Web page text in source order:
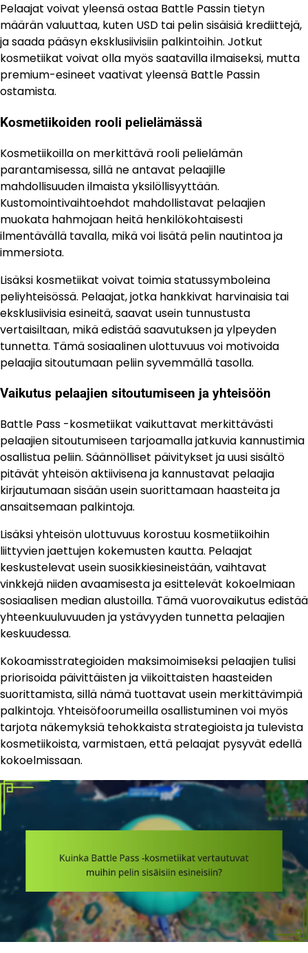
Pelaajat voivat yleensä ostaa Battle Passin tietyn
määrän valuuttaa, kuten USD tai pelin sisäisiä krediittejä,
ja saada pääsyn eksklusiivisiin palkintoihin. Jotkut
kosmetiikat voivat olla myös saatavilla ilmaiseksi, mutta
premium-esineet vaativat yleensä Battle Passin
ostamista.
Kosmetiikoiden rooli pelielämässä
Kosmetiikoilla on merkittävä rooli pelielämän
parantamisessa, sillä ne antavat pelaajille
mahdollisuuden ilmaista yksilöllisyyttään.
Kustomointivaihtoehdot mahdollistavat pelaajien
muokata hahmojaan heitä henkilökohtaisesti
ilmentävällä tavalla, mikä voi lisätä pelin nautintoa ja
immersiota.
Lisäksi kosmetiikat voivat toimia statussymboleina
peliyhteisössä. Pelaajat, jotka hankkivat harvinaisia tai
eksklusiivisia esineitä, saavat usein tunnustusta
vertaisiltaan, mikä edistää saavutuksen ja ylpeyden
tunnetta. Tämä sosiaalinen ulottuvuus voi motivoida
pelaajia sitoutumaan peliin syvemmällä tasolla.
Vaikutus pelaajien sitoutumiseen ja yhteisöön
Battle Pass -kosmetiikat vaikuttavat merkittävästi
pelaajien sitoutumiseen tarjoamalla jatkuvia kannustimia
osallistua peliin. Säännölliset päivitykset ja uusi sisältö
pitävät yhteisön aktiivisena ja kannustavat pelaajia
kirjautumaan sisään usein suorittamaan haasteita ja
ansaitsemaan palkintoja.
Lisäksi yhteisön ulottuvuus korostuu kosmetiikoihin
liittyvien jaettujen kokemusten kautta. Pelaajat
keskustelevat usein suosikkiesineistään, vaihtavat
vinkkejä niiden avaamisesta ja esittelevät kokoelmiaan
sosiaalisen median alustoilla. Tämä vuorovaikutus edistää
yhteenkuuluvuuden ja ystävyyden tunnetta pelaajien
keskuudessa.
Kokoamisstrategioiden maksimoimiseksi pelaajien tulisi
priorisoida päivittäisten ja viikoittaisten haasteiden
suorittamista, sillä nämä tuottavat usein merkittävimpiä
palkintoja. Yhteisöfoorumeilla osallistuminen voi myös
tarjota näkemyksiä tehokkaista strategioista ja tulevista
kosmetiikoista, varmistaen, että pelaajat pysyvät edellä
kokoelmissaan.